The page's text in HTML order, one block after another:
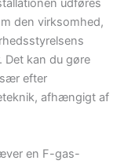
udføres
den virksomhed,
Det kan du gøre
efter
afhængigt af
en F-gas-